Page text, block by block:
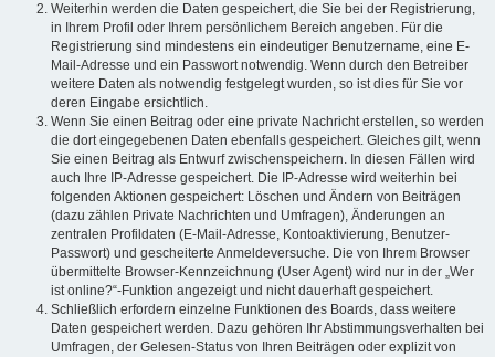
Weiterhin werden die Daten gespeichert, die Sie bei der Registrierung,
in Ihrem Profil oder Ihrem persönlichem Bereich angeben. Für die
Registrierung sind mindestens ein eindeutiger Benutzername, eine E-
Mail-Adresse und ein Passwort notwendig. Wenn durch den Betreiber
weitere Daten als notwendig festgelegt wurden, so ist dies für Sie vor
deren Eingabe ersichtlich.
Wenn Sie einen Beitrag oder eine private Nachricht erstellen, so werden
die dort eingegebenen Daten ebenfalls gespeichert. Gleiches gilt, wenn
Sie einen Beitrag als Entwurf zwischenspeichern. In diesen Fällen wird
auch Ihre IP-Adresse gespeichert. Die IP-Adresse wird weiterhin bei
folgenden Aktionen gespeichert: Löschen und Ändern von Beiträgen
(dazu zählen Private Nachrichten und Umfragen), Änderungen an
zentralen Profildaten (E-Mail-Adresse, Kontoaktivierung, Benutzer-
Passwort) und gescheiterte Anmeldeversuche. Die von Ihrem Browser
übermittelte Browser-Kennzeichnung (User Agent) wird nur in der „Wer
ist online?“-Funktion angezeigt und nicht dauerhaft gespeichert.
Schließlich erfordern einzelne Funktionen des Boards, dass weitere
Daten gespeichert werden. Dazu gehören Ihr Abstimmungsverhalten bei
Umfragen, der Gelesen-Status von Ihren Beiträgen oder explizit von